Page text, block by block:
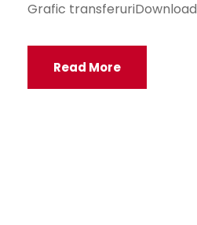
Grafic transferuriDownload
Read More